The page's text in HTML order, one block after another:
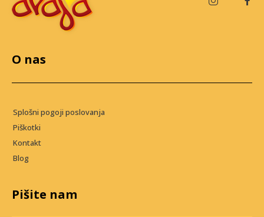
O nas
Splošni pogoji poslovanja
Piškotki
Kontakt
Blog
Pišite nam